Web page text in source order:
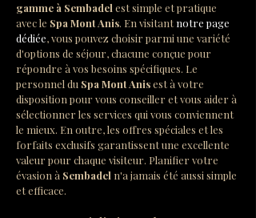
gamme à Sembadel est simple et pratique
avec le Spa Mont Anis. En visitant notre page
dédiée, vous pouvez choisir parmi une variété
d'options de séjour, chacune conçue pour
répondre à vos besoins spécifiques. Le
personnel du Spa Mont Anis est à votre
disposition pour vous conseiller et vous aider à
sélectionner les services qui vous conviennent
le mieux. En outre, les offres spéciales et les
forfaits exclusifs garantissent une excellente
valeur pour chaque visiteur. Planifier votre
évasion à Sembadel n'a jamais été aussi simple
et efficace.